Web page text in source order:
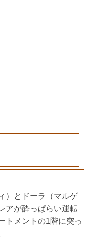
）とドーラ（マルゲ
アが酔っぱらい運転
トメントの1階に突っ